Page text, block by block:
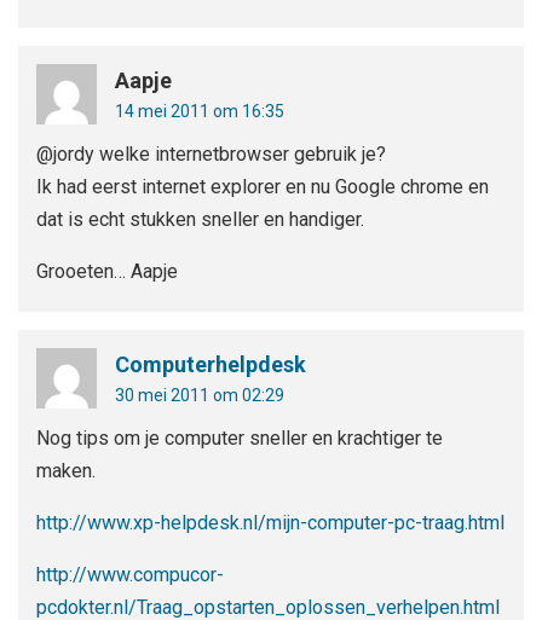
Aapje
14 mei 2011 om 16:35
@jordy welke internetbrowser gebruik je?
Ik had eerst internet explorer en nu Google chrome en
dat is echt stukken sneller en handiger.
Grooeten… Aapje
Computerhelpdesk
30 mei 2011 om 02:29
Nog tips om je computer sneller en krachtiger te
maken.
http://www.xp-helpdesk.nl/mijn-computer-pc-traag.html
http://www.compucor-
pcdokter.nl/Traag_opstarten_oplossen_verhelpen.html